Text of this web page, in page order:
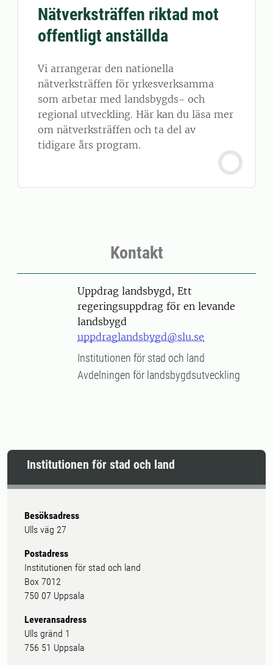
Nätverksträffen riktad mot
offentligt anställda
Vi arrangerar den nationella
nätverksträffen för yrkesverksamma
som arbetar med landsbygds- och
regional utveckling. Här kan du läsa mer
om nätverksträffen och ta del av
tidigare års program.
Kontakt
Uppdrag landsbygd, Ett
regeringsuppdrag för en levande
landsbygd
uppdraglandsbygd@slu.se
Institutionen för stad och land
Avdelningen för landsbygdsutveckling
Institutionen för stad och land
Besöksadress
Ulls väg 27
Postadress
Institutionen för stad och land
Box 7012
750 07 Uppsala
Leveransadress
Ulls gränd 1
756 51 Uppsala